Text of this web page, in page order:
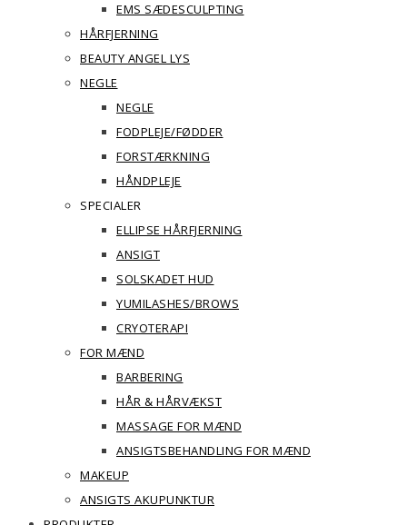
EMS SÆDESCULPTING
HÅRFJERNING
BEAUTY ANGEL LYS
NEGLE
NEGLE
FODPLEJE/FØDDER
FORSTÆRKNING
HÅNDPLEJE
SPECIALER
ELLIPSE HÅRFJERNING
ANSIGT
SOLSKADET HUD
YUMILASHES/BROWS
CRYOTERAPI
FOR MÆND
BARBERING
HÅR & HÅRVÆKST
MASSAGE FOR MÆND
ANSIGTSBEHANDLING FOR MÆND
MAKEUP
ANSIGTS AKUPUNKTUR